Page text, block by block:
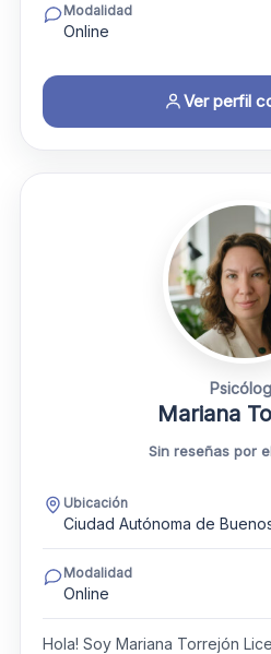
Modalidad
Online
Ver perfil
Mariana
Sin reseñas por
Ubicación
Ciudad Autónoma de
Modalidad
Online
Hola! Soy Mariana Torrejón